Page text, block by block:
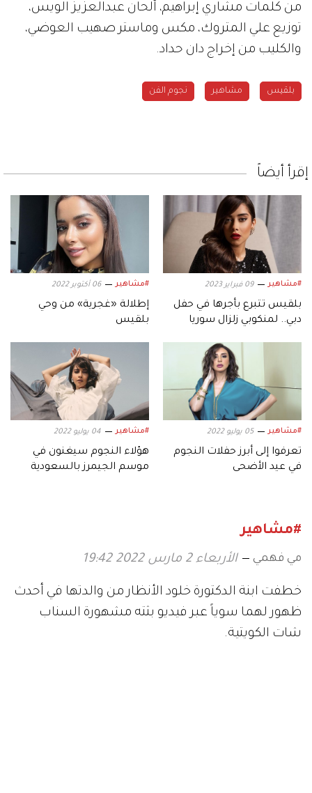
من كلمات مشاري إبراهيم، ألحان عبدالعزيز الويس،
توزيع علي المتروك، مكس وماستر صهيب العوضي،
والكليب من إخراج دان حداد.
بلقيس مشاهير نجوم الفن
إقرأ أيضاً
#مشاهير 09 فبراير 2023
بلقيس تتبرع بأجرها في حفل
دبي.. لمنكوبي زلزال سوريا
#مشاهير 06 أكتوبر 2022
إطلالة «غجرية» من وحي
بلقيس
#مشاهير 05 يوليو 2022
تعرفوا إلى أبرز حفلات النجوم
في عيد الأضحى
#مشاهير 04 يوليو 2022
هؤلاء النجوم سيغنون في
موسم الجيمرز بالسعودية
#مشاهير
مي فهمي الأربعاء 2 مارس 2022 19:42
خطفت ابنة الدكتورة خلود الأنظار من والدتها في أحدث
ظهور لهما سوياً عبر فيديو بثته مشهورة السناب
شات الكويتية.